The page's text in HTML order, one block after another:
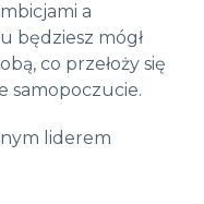
a
będziesz mógł
co przełoży się
samopoczucie.
liderem